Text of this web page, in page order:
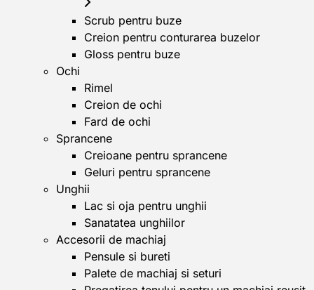
Scrub pentru buze
Creion pentru conturarea buzelor
Gloss pentru buze
Ochi
Rimel
Creion de ochi
Fard de ochi
Sprancene
Creioane pentru sprancene
Geluri pentru sprancene
Unghii
Lac si oja pentru unghii
Sanatatea unghiilor
Accesorii de machiaj
Pensule si bureti
Palete de machiaj si seturi